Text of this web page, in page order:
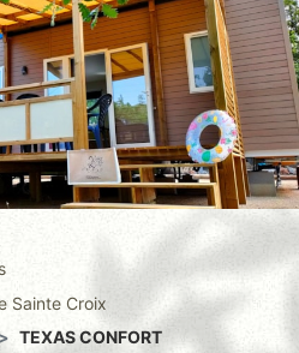
Sainte Croix
TEXAS CONFORT